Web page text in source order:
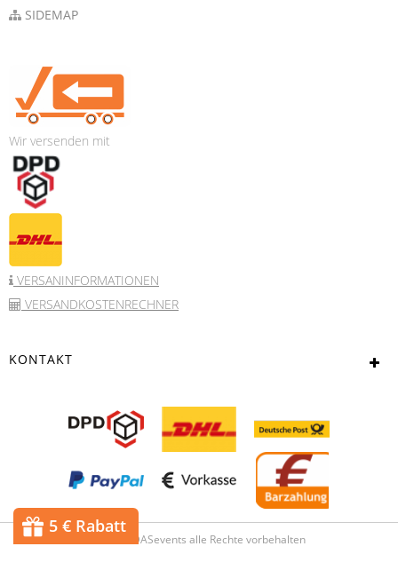
SIDEMAP
Wir versenden mit
VERSANINFORMATIONEN
VERSANDKOSTENRECHNER
KONTAKT
© 2017 DASevents alle Rechte vorbehalten
5 € Rabatt